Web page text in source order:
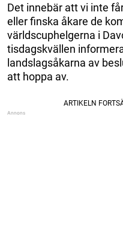
Det innebär att vi inte
eller finska åkare de
världscuphelgerna i
tisdagskvällen
landslagsåkarna av
att hoppa av.